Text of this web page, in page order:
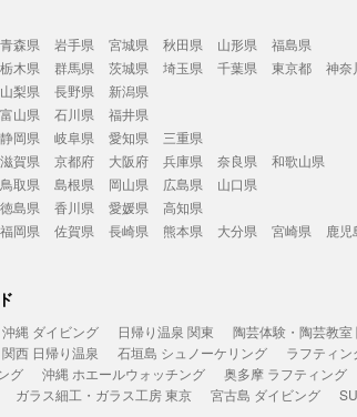
青森県 岩手県 宮城県 秋田県 山形県
福島県
栃木県 群馬県 茨城県 埼玉県 千葉県 東京都
神奈
山梨県 長野県
新潟県
富山県 石川県
福井県
静岡県 岐阜県 愛知県
三重県
滋賀県 京都府 大阪府 兵庫県 奈良県
和歌山県
鳥取県 島根県 岡山県 広島県
山口県
徳島県 香川県 愛媛県
高知県
福岡県 佐賀県 長崎県 熊本県 大分県 宮崎県
鹿児
沖縄 ダイビング 日帰り温泉 関東 陶芸体験・陶芸教室
関西 日帰り温泉 石垣島 シュノーケリング ラフティン
グ
沖縄 ホエールウォッチング 奥多摩 ラフティング
ガラス細工・ガラス工房 東京 宮古島 ダイビング